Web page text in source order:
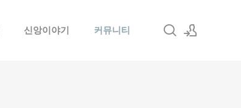
신앙이야기 커뮤니티